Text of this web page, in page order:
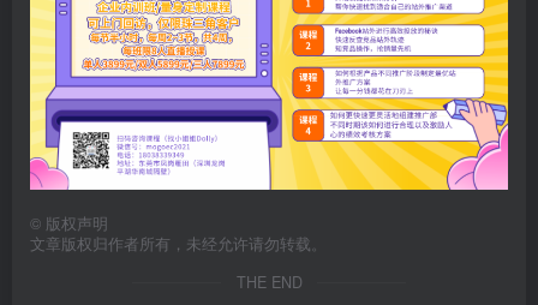
© 版权声明
文章版权归作者所有，未经允许请勿转载。
THE END